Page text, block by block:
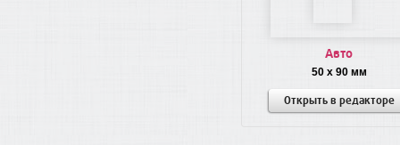
Авто
50 x 90 мм
Открыть в редакторе